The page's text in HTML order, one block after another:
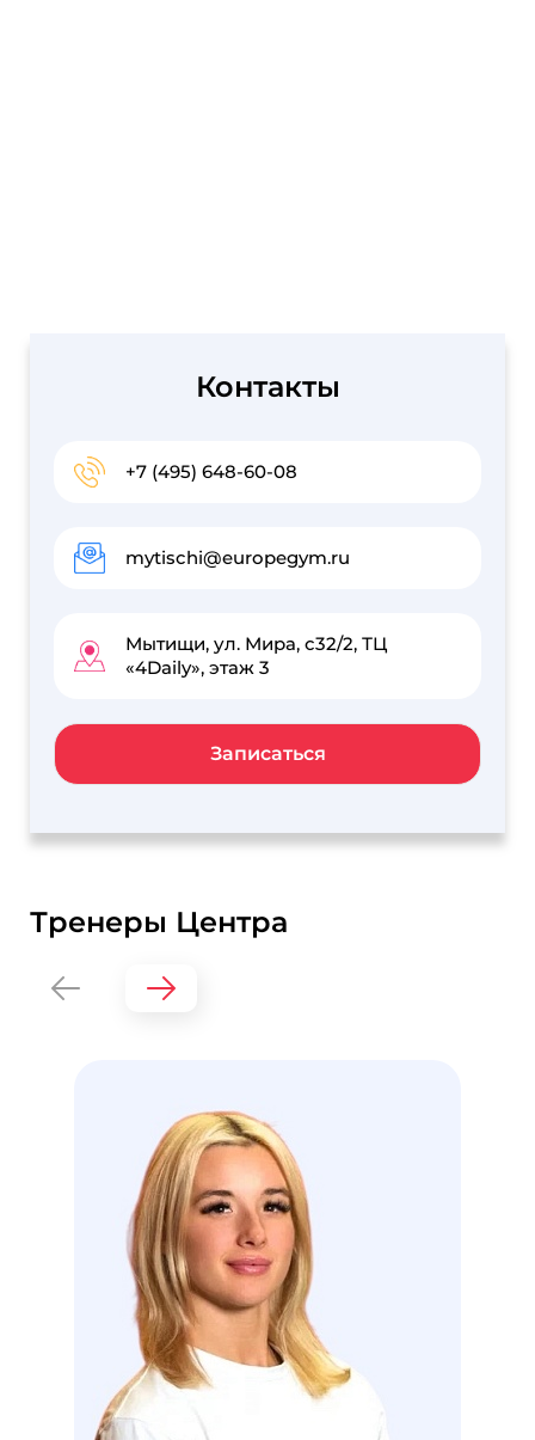
Контакты
+7 (495) 648-60-08
mytischi@europegym.ru
Мытищи, ул. Мира, с32/2, ТЦ
«4Daily», этаж 3
Записаться
Тренеры Центра